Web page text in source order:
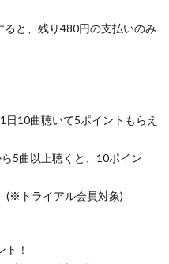
と、残り480円の支払いのみ
10曲聴いて5ポイントもらえ
5曲以上聴くと、10ポイン
(※トライアル会員対象)
！